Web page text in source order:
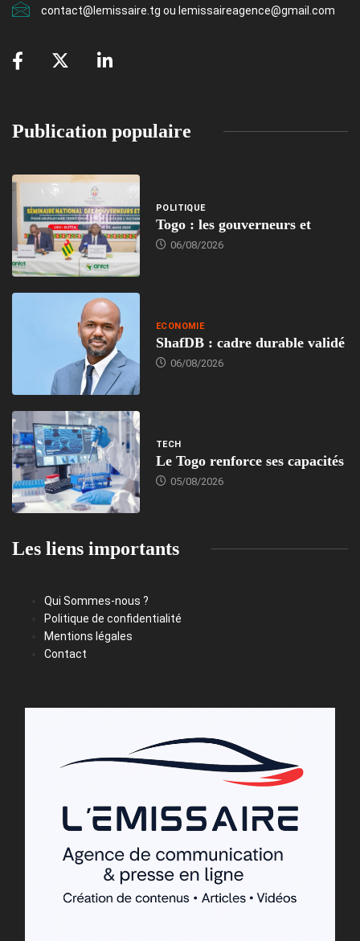
contact@lemissaire.tg ou lemissaireagence@gmail.com
Publication populaire
POLITIQUE
Togo : les gouverneurs et
06/08/2026
ECONOMIE
ShafDB : cadre durable validé
06/08/2026
TECH
Le Togo renforce ses capacités
05/08/2026
Les liens importants
Qui Sommes-nous ?
Politique de confidentialité
Mentions légales
Contact